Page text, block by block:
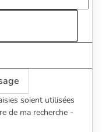
soient utilisées
de ma recherche -